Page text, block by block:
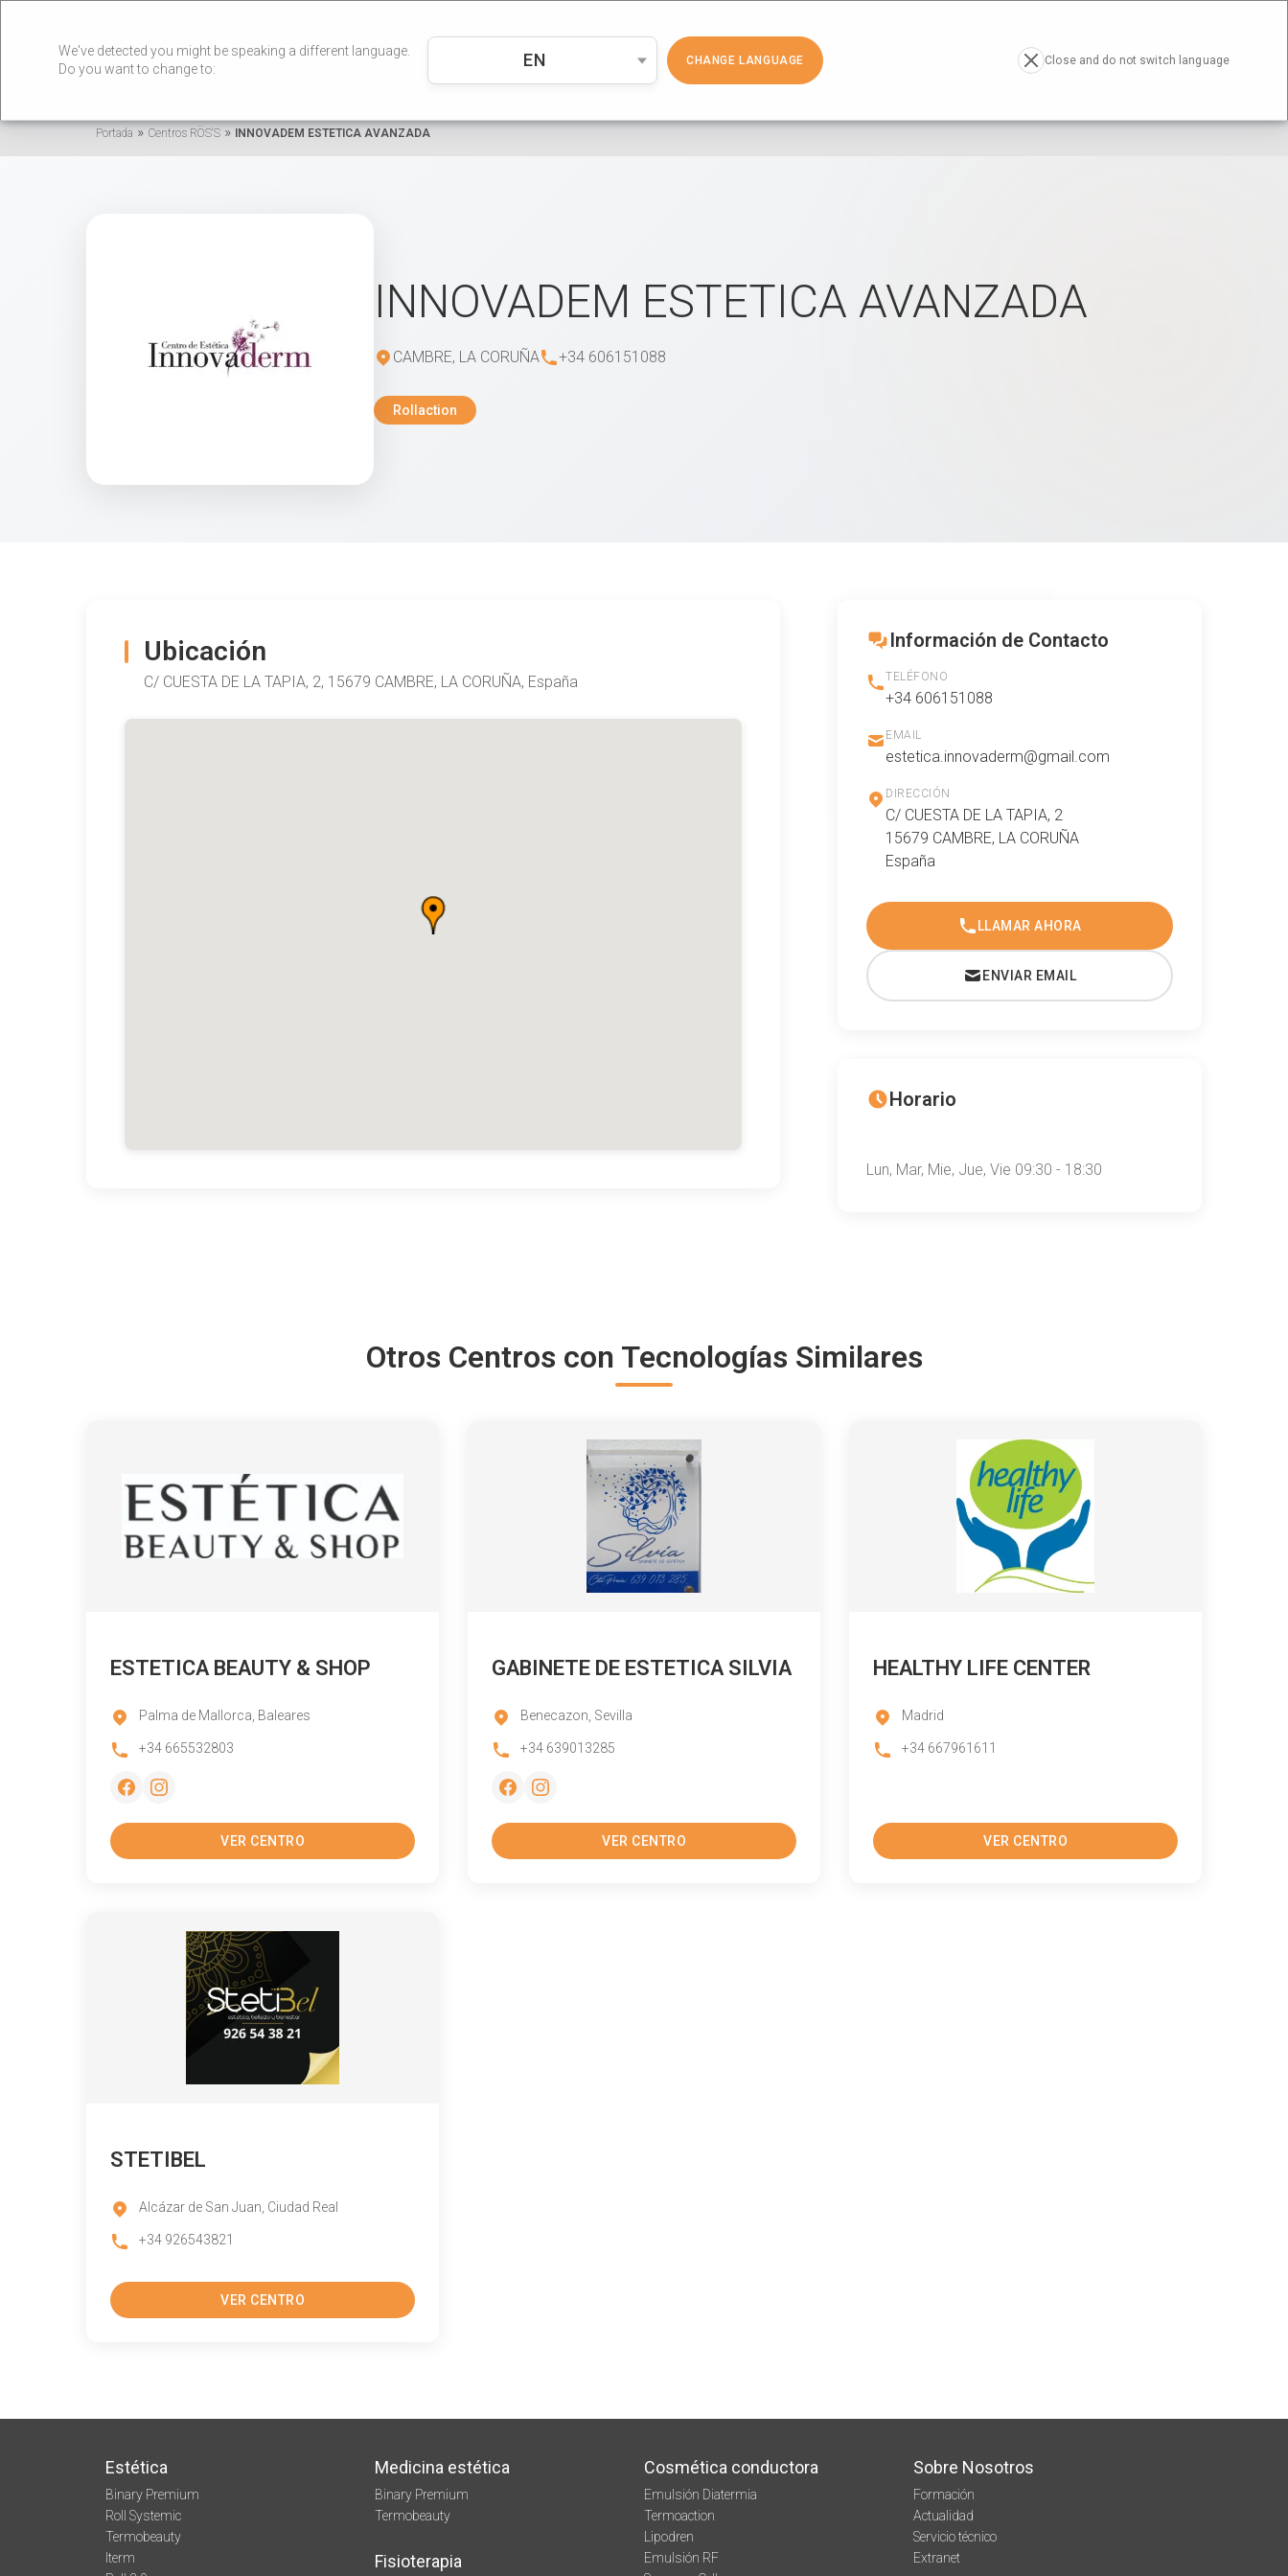
We've detected you might be speaking a different language.
Do you want to change to:
EN CHANGE LANGUAGE Close and do not switch language
COSMÉTICA CONTACTO
Portada»Centros RÖS'S» INNOVADEM ESTETICA AVANZADA
INNOVADEM ESTETICA AVANZADA
CAMBRE, LA CORUÑA +34 606151088
Rollaction
Ubicación
C/ CUESTA DE LA TAPIA, 2, 15679 CAMBRE, LA CORUÑA, España
Información de Contacto
TELÉFONO
+34 606151088
EMAIL
estetica.innovaderm@gmail.com
DIRECCIÓN
C/ CUESTA DE LA TAPIA, 2
15679 CAMBRE, LA CORUÑA
España
LLAMAR AHORA
ENVIAR EMAIL
Horario
Lun, Mar, Mie, Jue, Vie 09:30 - 18:30
Otros Centros con Tecnologías Similares
ESTETICA BEAUTY & SHOP
Palma de Mallorca, Baleares
+34 665532803
VER CENTRO
GABINETE DE ESTETICA SILVIA
Benecazon, Sevilla
+34 639013285
VER CENTRO
HEALTHY LIFE CENTER
Madrid
+34 667961611
VER CENTRO
STETIBEL
Alcázar de San Juan, Ciudad Real
+34 926543821
VER CENTRO
Estética
Binary Premium
Roll Systemic
Termobeauty
Iterm
Medicina estética
Binary Premium
Termobeauty
Fisioterapia
Cosmética conductora
Emulsión Diatermia
Termoaction
Lipodren
Emulsión RF
Sobre Nosotros
Formación
Actualidad
Servicio técnico
Extranet